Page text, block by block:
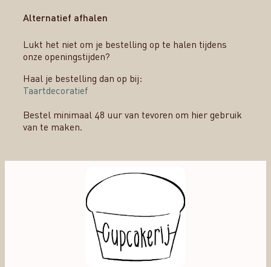
Alternatief afhalen
Lukt het niet om je bestelling op te halen tijdens
onze openingstijden?
Haal je bestelling dan op bij:
Taartdecoratief
Bestel minimaal 48 uur van tevoren om hier gebruik
van te maken.